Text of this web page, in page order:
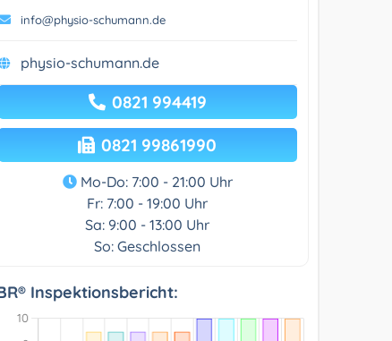
info@physio-schumann.de
physio-schumann.de
0821 994419
0821 99861990
Mo-Do: 7:00 - 21:00 Uhr
Fr: 7:00 - 19:00 Uhr
Sa: 9:00 - 13:00 Uhr
So: Geschlossen
Inspektionsbericht: